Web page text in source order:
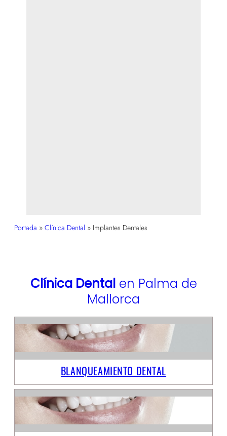
Portada » Clínica Dental » Implantes Dentales
Clínica Dentalen Palma de
Mallorca
BLANQUEAMIENTO DENTAL